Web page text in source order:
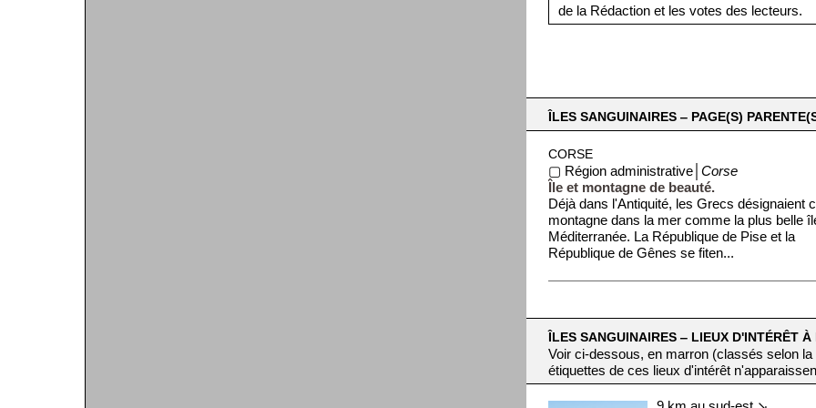
de la Rédaction et les votes des lecteurs.
ÎLES SANGUINAIRES ‒ PAGE(S)
CORSE
▢ Région administrative│Corse
Île et montagne de beauté.
Déjà dans l'Antiquité, les Grecs désignaient
montagne dans la mer comme la plus belle
Méditerranée. La République de Pise et la
République de Gênes se fiten...
ÎLES SANGUINAIRES ‒ LIEUX D'INTÉRÊT À
Voir ci-dessous, en marron (classés selon
étiquettes de ces lieux d'intérêt